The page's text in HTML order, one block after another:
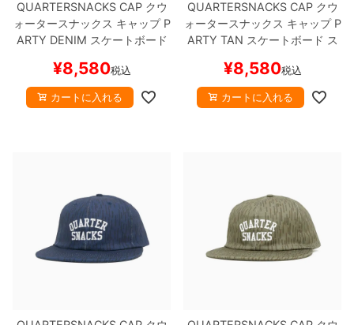
QUARTERSNACKS CAPクウ
ォータースナックス キャップP
ARTY DENIM スケートボード
¥8,580税込
カートに入れる
QUARTERSNACKS CAPクウ
ォータースナックス キャップP
ARTY TAN スケートボード ス
¥8,580税込
カートに入れる